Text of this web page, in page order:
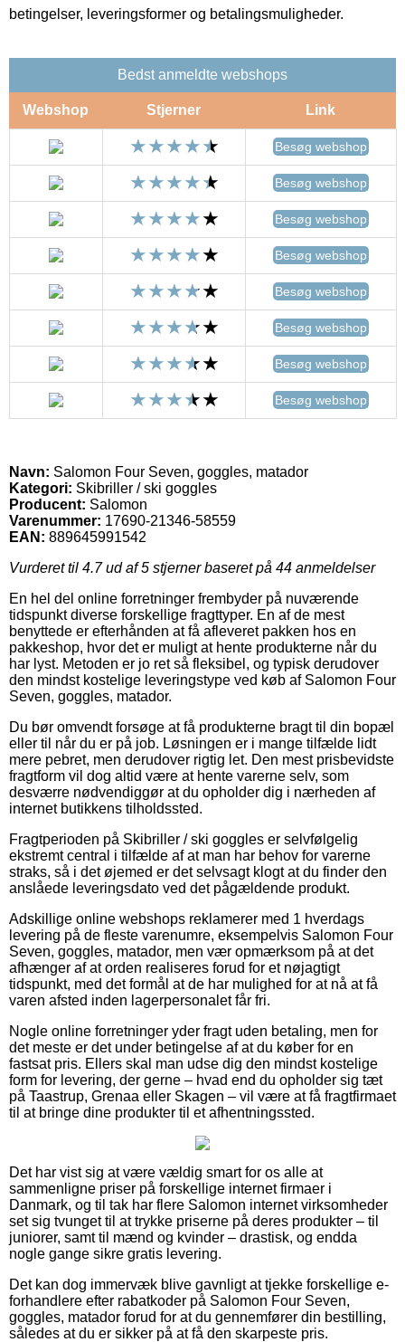
betingelser, leveringsformer og betalingsmuligheder.
Bedst anmeldte webshops
Webshop Stjerner Link
Besøg webshop
Besøg webshop
Besøg webshop
Besøg webshop
Besøg webshop
Besøg webshop
Besøg webshop
Besøg webshop
Navn: Salomon Four Seven, goggles, matador
Kategori: Skibriller / ski goggles
Producent: Salomon
Varenummer: 17690-21346-58559
EAN: 889645991542
Vurderet til 4.7ud af 5 stjerner baseret på 44 anmeldelser
En hel del online forretninger frembyder på nuværende
tidspunkt diverse forskellige fragttyper. En af de mest
benyttede er efterhånden at få afleveret pakken hos en
pakkeshop, hvor det er muligt at hente produkterne når du
har lyst. Metoden er jo ret så fleksibel, og typisk derudover
den mindst kostelige leveringstype ved køb af Salomon Four
Seven, goggles, matador.
Du bør omvendt forsøge at få produkterne bragt til din bopæl
eller til når du er på job. Løsningen er i mange tilfælde lidt
mere pebret, men derudover rigtig let. Den mest prisbevidste
fragtform vil dog altid være at hente varerne selv, som
desværre nødvendiggør at du opholder dig i nærheden af
internet butikkens tilholdssted.
Fragtperioden på Skibriller / ski goggles er selvfølgelig
ekstremt central i tilfælde af at man har behov for varerne
straks, så i det øjemed er det selvsagt klogt at du finder den
anslåede leveringsdato ved det pågældende produkt.
Adskillige online webshops reklamerer med 1 hverdags
levering på de fleste varenumre, eksempelvis Salomon Four
Seven, goggles, matador, men vær opmærksom på at det
afhænger af at orden realiseres forud for et nøjagtigt
tidspunkt, med det formål at de har mulighed for at nå at få
varen afsted inden lagerpersonalet får fri.
Nogle online forretninger yder fragt uden betaling, men for
det meste er det under betingelse af at du køber for en
fastsat pris. Ellers skal man udse dig den mindst kostelige
form for levering, der gerne – hvad end du opholder sig tæt
på Taastrup, Grenaa eller Skagen – vil være at få fragtfirmaet
til at bringe dine produkter til et afhentningssted.
Det har vist sig at være vældig smart for os alle at
sammenligne priser på forskellige internet firmaer i
Danmark, og til tak har flere Salomon internet virksomheder
set sig tvunget til at trykke priserne på deres produkter – til
juniorer, samt til mænd og kvinder – drastisk, og endda
nogle gange sikre gratis levering.
Det kan dog immervæk blive gavnligt at tjekke forskellige e-
forhandlere efter rabatkoder på Salomon Four Seven,
goggles, matador forud for at du gennemfører din bestilling,
således at du er sikker på at få den skarpeste pris.